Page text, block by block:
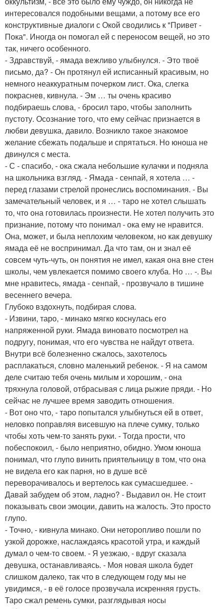
интересовался подобными вещами, а потому все его
конструктивные диалоги с Окой сводились к "Привет -
Пока". Иногда он помогал ей с переносом вещей, но это
так, ничего особенного.
- Здравствуй, - ямада вежливо улыбнулся. - Это твоё
письмо, да? - Он протянул ей исписанный красивым, но
немного неаккуратным почерком лист. Ока, слегка
покраснев, кивнула. - Эм … ты очень красиво
подбираешь слова, - бросил таро, чтобы заполнить
пустоту. Осознание того, что ему сейчас признается в
любви девушка, давило. Возникло такое знакомое
желание сбежать подальше и спрятаться. Но юноша не
двинулся с места.
- С - спасибо, - ока сжала небольшие кулачки и подняла
на школьника взгляд. - Ямада - сенпай, я хотела … -
перед глазами стрелой пронеслись воспоминания. - Вы
замечательный человек, и я … - таро не хотел слышать
то, что она готовилась произнести. Не хотел получить это
признание, потому что понимал - ока ему не нравится.
Она, может, и была неплохим человеком, но как девушку
ямада её не воспринимал. Да что там, он и знал её
совсем чуть-чуть, он понятия не имел, какая она вне стен
школы, чем увлекается помимо своего клуба. Но … -. Вы
мне нравитесь, ямада - сенпай, - прозвучало в тишине
весеннего вечера.
Глубоко вздохнуть, подбирая слова.
- Извини, таро, - минако мягко коснулась его
напряженной руки. Ямада виновато посмотрел на
подругу, понимая, что его чувства не найдут ответа.
Внутри всё болезненно сжалось, захотелось
расплакаться, словно маленький ребенок. - Я на самом
деле считаю тебя очень милым и хорошим, - она
тряхнула головой, отбрасывая с лица рыжие пряди. - Но
сейчас не лучшее время заводить отношения.
- Вот оно что, - таро попытался улыбнуться ей в ответ,
неловко поправляя висевшую на плече сумку, только
чтобы хоть чем-то занять руки. - Тогда прости, что
побеспокоил, - было неприятно, обидно. Умом юноша
понимал, что глупо винить приятельницу в том, что она
не видела его как парня, но в душе всё
переворачивалось и вертелось как сумасшедшее. -
Давай забудем об этом, ладно? - Выдавил он. Не стоит
показывать свои эмоции, давить на жалость. Это просто
глупо.
- Точно, - кивнула минако. Они неторопливо пошли по
узкой дорожке, наслаждаясь красотой утра, и каждый
думал о чем-то своем. - Я уезжаю, - вдруг сказала
девушка, останавливаясь. - Моя новая школа будет
слишком далеко, так что в следующем году мы не
увидимся, - в её голосе прозвучала искренняя грусть.
Таро сжал ремень сумки, разглядывая носы